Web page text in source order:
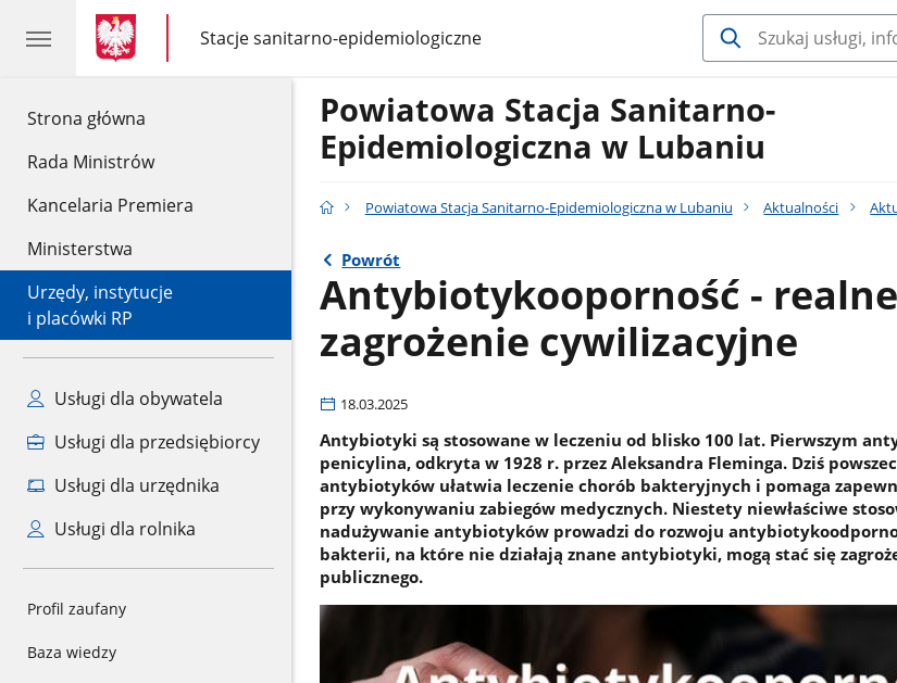
Strona główna
Rada Ministrów
Kancelaria Premiera
Ministerstwa
Urzędy, instytucje
i placówki RP
Usługi dla obywatela
Usługi dla przedsiębiorcy
Usługi dla urzędnika
Usługi dla rolnika
Profil zaufany
Baza wiedzy
gov.pl
gov.pl
Stacje sanitarno-epidemiologiczne
gov.pl
Stacje
sanitarno-
epidemiologiczne
Powiatowa Stacja Sanitarno-
Epidemiologiczna w Lubaniu
Powiatowa Stacja Sanitarno-Epidemiologiczna w Lubaniu Aktualności
Powrót
Antybiotykooporność - realne
zagrożenie cywilizacyjne
18.03.2025
Antybiotyki są stosowane w leczeniu od blisko 100 lat. Pierwszym
penicylina, odkryta w 1928 r. przez Aleksandra Fleminga. Dziś
antybiotyków ułatwia leczenie chorób bakteryjnych i pomaga
przy wykonywaniu zabiegów medycznych. Niestety niewłaściwe
nadużywanie antybiotyków prowadzi do rozwoju
bakterii, na które nie działają znane antybiotyki, mogą stać się
publicznego.